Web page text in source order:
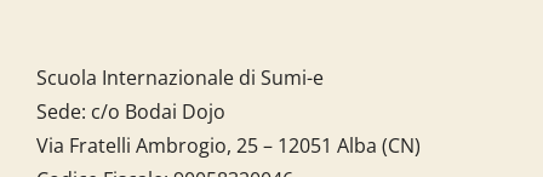
Scuola Internazionale di Sumi-e
Sede: c/o Bodai Dojo
Via Fratelli Ambrogio, 25 – 12051 Alba (CN)